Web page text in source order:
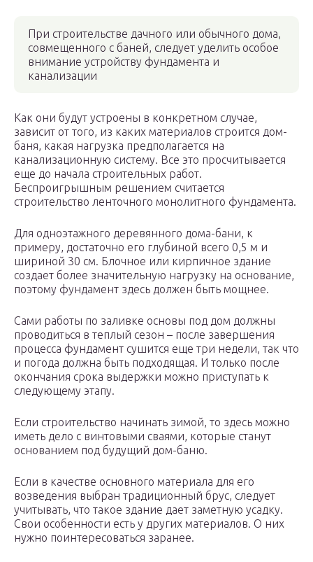
При строительстве дачного или обычного дома,
совмещенного с баней, следует уделить особое
внимание устройству фундамента и
канализации
Как они будут устроены в конкретном случае,
зависит от того, из каких материалов строится дом-
баня, какая нагрузка предполагается на
канализационную систему. Все это просчитывается
еще до начала строительных работ.
Беспроигрышным решением считается
строительство ленточного монолитного фундамента.
Для одноэтажного деревянного дома-бани, к
примеру, достаточно его глубиной всего 0,5 м и
шириной 30 см. Блочное или кирпичное здание
создает более значительную нагрузку на основание,
поэтому фундамент здесь должен быть мощнее.
Сами работы по заливке основы под дом должны
проводиться в теплый сезон – после завершения
процесса фундамент сушится еще три недели, так что
и погода должна быть подходящая. И только после
окончания срока выдержки можно приступать к
следующему этапу.
Если строительство начинать зимой, то здесь можно
иметь дело с винтовыми сваями, которые станут
основанием под будущий дом-баню.
Если в качестве основного материала для его
возведения выбран традиционный брус, следует
учитывать, что такое здание дает заметную усадку.
Свои особенности есть у других материалов. О них
нужно поинтересоваться заранее.